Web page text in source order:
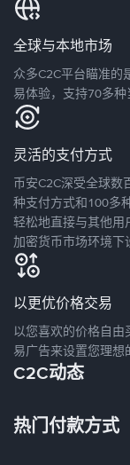
全球与本地市场
众多C2C平台瞄准的
易体验，支持70多种
灵活的支付方式
币安C2C深受全球数
种支付方式和100多
轻松地直接与其他用
加密货币市场环境下
以更优价格交易
以您喜欢的价格自
易广告来设置您理想
C2C动态
热门付款方式